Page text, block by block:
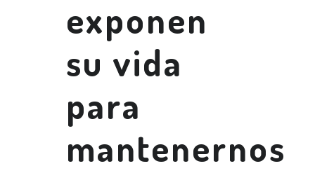
exponen
su vida
para
mantenernos